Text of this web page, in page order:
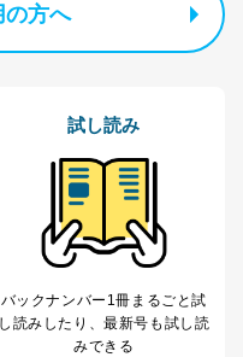
によるカスタマーQ＆A
による商品、サービ
ご連絡のため
などの雇用管理等のた
送のため
売元企業からのｅメー
商品、
キャンペーン等の広告
の方へ
試し読み
バックナンバー1冊まるごと試
し読み したり、最新号も試し読
みできる